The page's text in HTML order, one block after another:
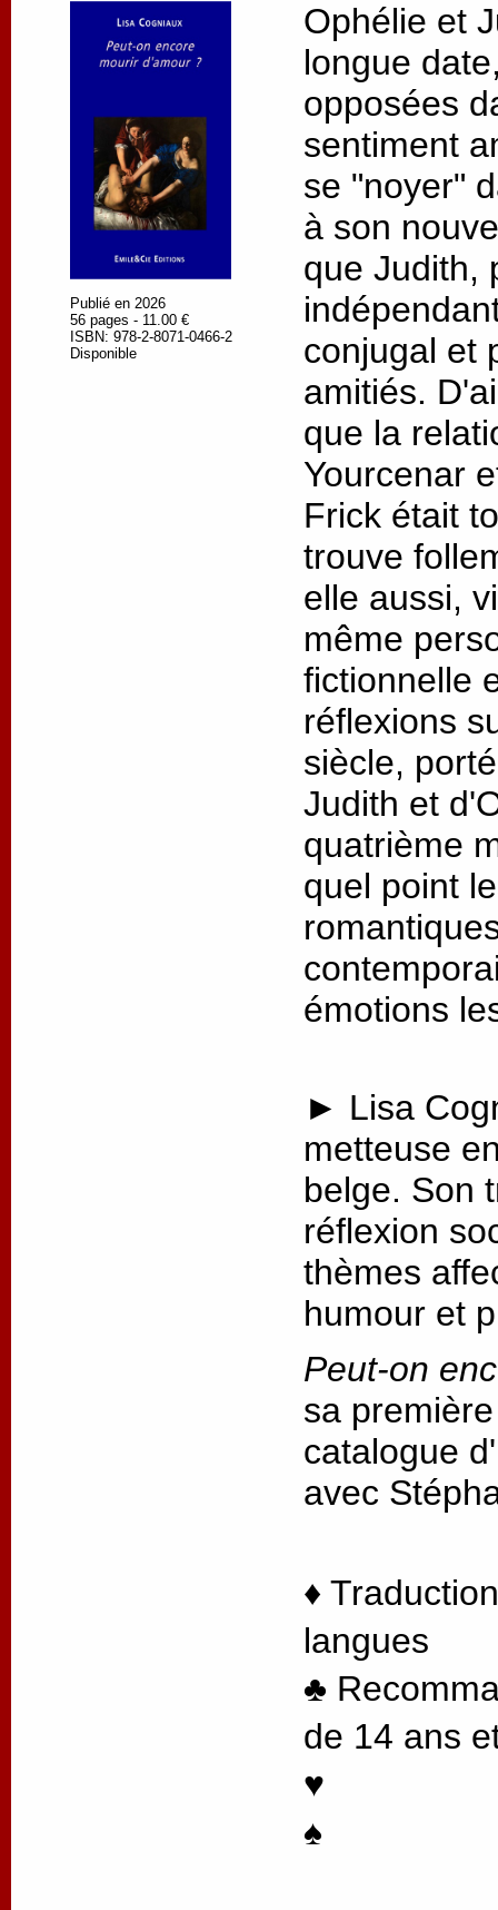
Publié en 2026
56 pages - 11.00 €
ISBN: 978-2-8071-0466-2
Disponible
Ophélie et
longue
opposées
sentiment
se "noyer"
à son
que Judith,
conjugal et
amitiés.
que la
Yourcenar
Frick était
trouve
elle aussi,
même
fictionnelle
réflexions
siècle,
Judith et
quatrième
quel point
émotions
► Lisa
metteuse
belge. Son
réflexion
thèmes
humour et
Peut-on
sa
catalogue
avec
♦
langues
♣
de 14 ans
♥
♠